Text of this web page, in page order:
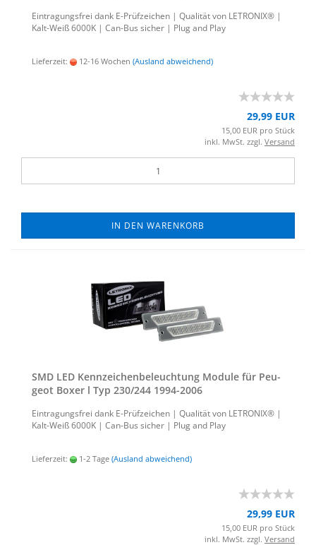
Ein­tra­gungs­frei dank E-​Prüfzeichen | Qua­li­tät von LE­TRO­NIX® |
Kalt-​Weiß 6000K | Can-​Bus si­cher | Plug and Play
Lieferzeit: 12-16 Wochen (Ausland abweichend)
29,99 EUR
15,00 EUR pro Stück
inkl. MwSt. zzgl. Versand
IN DEN WARENKORB
SMD LED Kenn­zei­chen­be­leuch­tung Mo­du­le für Peu­
geot Boxer l Typ 230/244 1994-​2006
Ein­tra­gungs­frei dank E-​Prüfzeichen | Qua­li­tät von LE­TRO­NIX® |
Kalt-​Weiß 6000K | Can-​Bus si­cher | Plug and Play
Lieferzeit: 1-2 Tage (Ausland abweichend)
29,99 EUR
15,00 EUR pro Stück
inkl. MwSt. zzgl. Versand